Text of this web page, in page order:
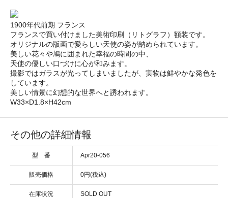
1900年代前期 フランス
フランスで買い付けました美術印刷（リトグラフ）額装です。
オリジナルの版画で愛らしい天使の姿が納められています。
美しい花々や鳩に囲まれた幸福の時間の中、
天使の優しい口づけに心が和みます。
撮影ではガラスが光ってしまいましたが、実物は鮮やかな発色を
しています。
美しい情景に幻想的な世界へと誘われます。
W33×D1.8×H42cm
その他の詳細情報
型 番 Apr20-056
販売価格 0円(税込)
在庫状況 SOLD OUT